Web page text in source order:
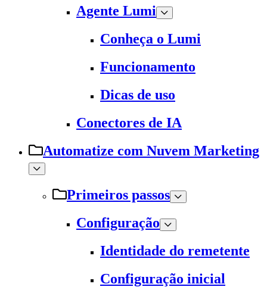
Agente Lumi
Conheça o Lumi
Funcionamento
Dicas de uso
Conectores de IA
Automatize com Nuvem Marketing
Primeiros passos
Configuração
Identidade do remetente
Configuração inicial